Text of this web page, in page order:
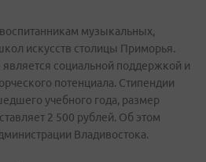
музыкальных,
искусств столицы Приморья.
социальной поддержкой и
потенциала. Стипендии
учебного года, размер
2 500 рублей. Об этом
Владивостока.